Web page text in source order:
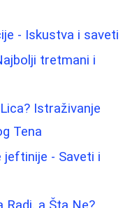
- Iskustva i saveti
tretmani i
Istraživanje
Tena
jeftinije - Saveti i